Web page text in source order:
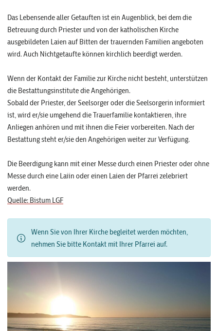
Das Lebensende aller Getauften ist ein Augenblick, bei dem die
Betreuung durch Priester und von der katholischen Kirche
ausgebildeten Laien auf Bitten der trauernden Familien angeboten
wird. Auch Nichtgetaufte können kirchlich beerdigt werden.
Wenn der Kontakt der Familie zur Kirche nicht besteht, unterstützen
die Bestattungsinstitute die Angehörigen.
Sobald der Priester, der Seelsorger oder die Seelsorgerin informiert
ist, wird er/sie umgehend die Trauerfamilie kontaktieren, ihre
Anliegen anhören und mit ihnen die Feier vorbereiten. Nach der
Bestattung steht er/sie den Angehörigen weiter zur Verfügung.
Die Beerdigung kann mit einer Messe durch einen Priester oder ohne
Messe durch eine Laiin oder einen Laien der Pfarrei zelebriert
werden.
Quelle: Bistum LGF
Wenn Sie von Ihrer Kirche begleitet werden möchten,
nehmen Sie bitte Kontakt mit Ihrer Pfarrei auf.